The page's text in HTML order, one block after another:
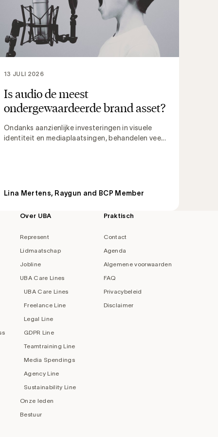
Is audio de meest
ondergewaardeerde brand asset?
Ondanks aanzienlijke investeringen in visuele
identiteit en mediaplaatsingen, behandelen vee...
13 JULI 2026
Lina Mertens, Raygun and BCP Member
Over UBA
Represent
Lidmaatschap
Jobline
UBA Care Lines
UBA Care Lines
Freelance Line
Legal Line
GDPR Line
Teamtraining Line
Media Spendings
Agency Line
Sustainability Line
Onze leden
Bestuur
Praktisch
Contact
Agenda
Algemene voorwaarden
FAQ
Privacybeleid
Disclaimer